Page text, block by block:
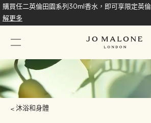
購買任二英倫田園系列30ml香水，即可享限定英
解更多
沐浴和身體